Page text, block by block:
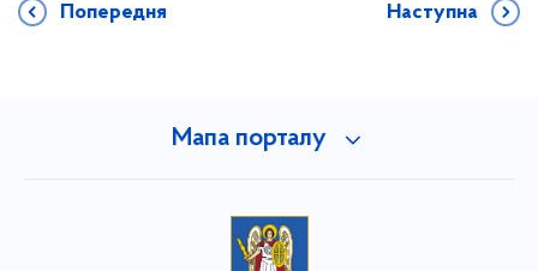
Попередня Наступна
Мапа порталу